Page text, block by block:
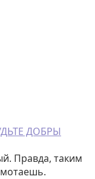
ДОБРЫ
Правда, таким